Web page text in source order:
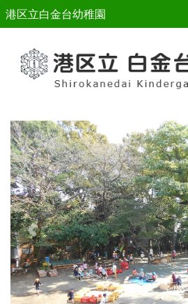
港区立白金台幼稚園
Previous